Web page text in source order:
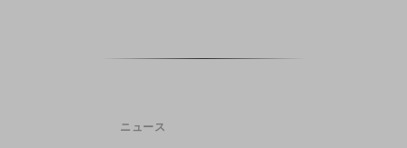
ニュース